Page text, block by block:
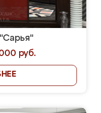
руб.